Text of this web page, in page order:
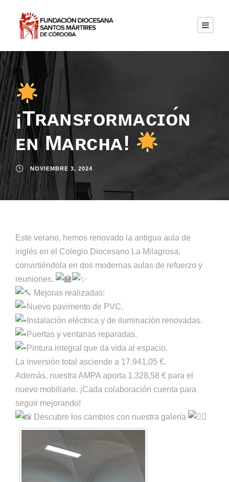
¡Tʀᴀɴsғᴏʀᴍᴀᴄɪᴏ́ɴ
ᴇɴ Mᴀʀᴄʜᴀ!
NOVIEMBRE 3, 2024
Este verano, hemos renovado la antigua aula de
inglés en el Colegio Diocesano La Milagrosa,
convirtiéndola en dos modernas aulas de refuerzo y
reuniones.
Mejoras realizadas:
Nuevo pavimento de PVC.
Instalación eléctrica y de iluminación renovadas.
Puertas y ventanas reparadas.
Pintura integral que da vida al espacio.
La inversión total asciende a 17.941,05 €.
Además, nuestra AMPA aporta 1.328,58 € para el
nuevo mobiliario. ¡Cada colaboración cuenta para
seguir mejorando!
Descubre los cambios con nuestra galería